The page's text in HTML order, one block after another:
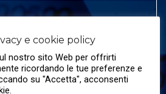
e cookie policy
nostro sito Web per offrirti
ricordando le tue preferenze e
su "Accetta", acconsenti